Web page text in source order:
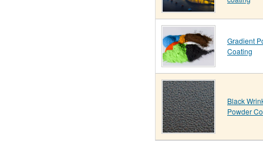
Gradient
Coating
Black
Powder